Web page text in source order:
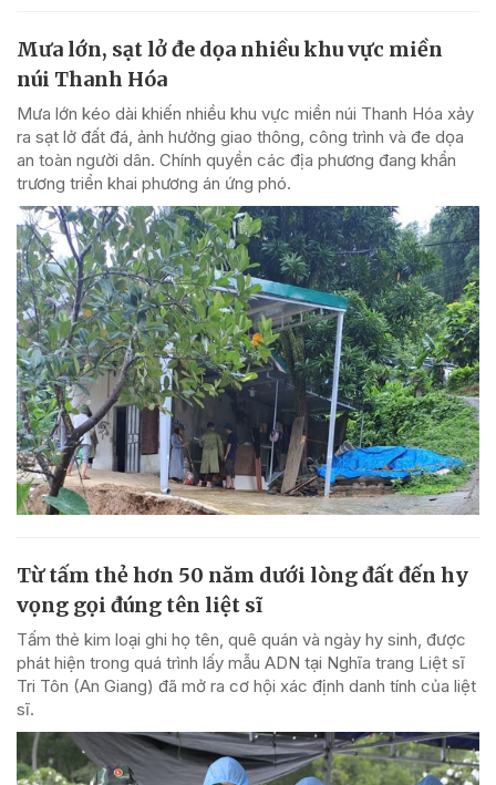
Mưa lớn, sạt lở đe dọa nhiều khu vực miền
núi Thanh Hóa
Mưa lớn kéo dài khiến nhiều khu vực miền núi Thanh Hóa xảy
ra sạt lở đất đá, ảnh hưởng giao thông, công trình và đe dọa
an toàn người dân. Chính quyền các địa phương đang khẩn
trương triển khai phương án ứng phó.
Từ tấm thẻ hơn 50 năm dưới lòng đất đến hy
vọng gọi đúng tên liệt sĩ
Tấm thẻ kim loại ghi họ tên, quê quán và ngày hy sinh, được
phát hiện trong quá trình lấy mẫu ADN tại Nghĩa trang Liệt sĩ
Tri Tôn (An Giang) đã mở ra cơ hội xác định danh tính của liệt
sĩ.